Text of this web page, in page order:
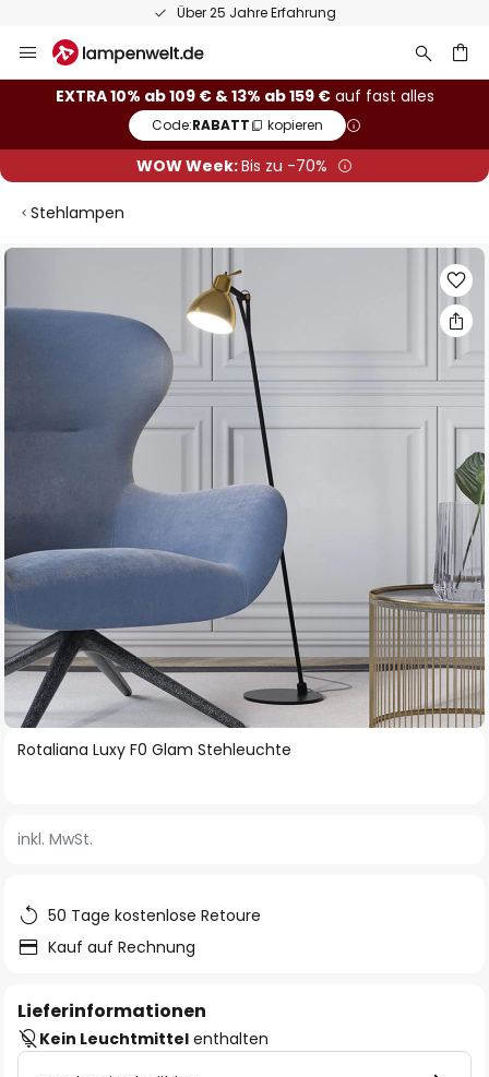
Über 25 Jahre Erfahrung
Inhalt
springen
EXTRA 10% ab 109 € & 13% ab 159 €auf fast alles
Code:RABATT kopieren
WOW Week:Bis zu -70%
Stehlampen
Zum
der
Zum
springen
Rotaliana Luxy F0 Glam Stehleuchte
inkl. MwSt.
50 Tage kostenlose Retoure
Kauf auf Rechnung
Lieferinformationen
Kein Leuchtmittel enthalten